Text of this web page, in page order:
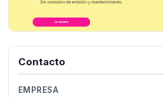
Contacto
EMPRESA